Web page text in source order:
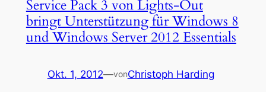
Service Pack 3 von Lights-Out
bringt Unterstützung für Windows 8
und Windows Server 2012 Essentials
Okt. 1, 2012—vonChristoph Harding